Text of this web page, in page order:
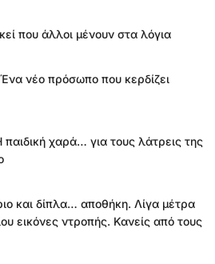
που άλλοι μένουν στα λόγια
νέο πρόσωπο που κερδίζει
χαρά… για τους λάτρεις της
και δίπλα… αποθήκη. Λίγα μέτρα
εικόνες ντροπής. Κανείς από τους